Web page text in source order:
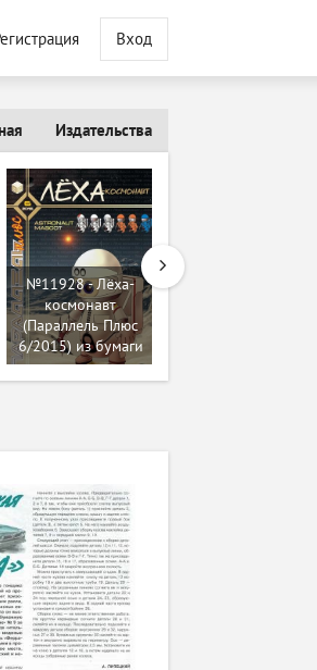
Вход
Издательства
№11928 - Лёха-
космонавт
(Параллель Плюс
6/2015) из бумаги